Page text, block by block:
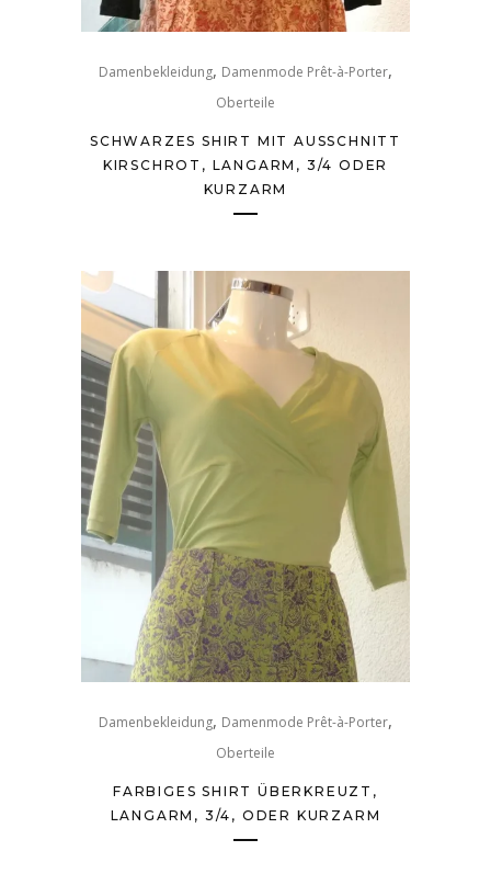
Damenbekleidung, Damenmode Prêt-à-Porter,
Oberteile
SCHWARZES SHIRT MIT AUSSCHNITT
KIRSCHROT, LANGARM, 3/4 ODER
KURZARM
Damenbekleidung, Damenmode Prêt-à-Porter,
Oberteile
FARBIGES SHIRT ÜBERKREUZT,
LANGARM, 3/4, ODER KURZARM